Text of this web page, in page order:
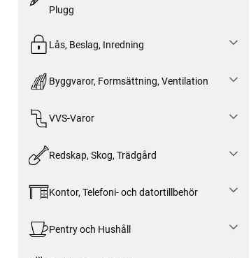
Plugg
Lås, Beslag, Inredning
Byggvaror, Formsättning, Ventilation
VVS-Varor
Redskap, Skog, Trädgård
Kontor, Telefoni- och datortillbehör
Pentry och Hushåll